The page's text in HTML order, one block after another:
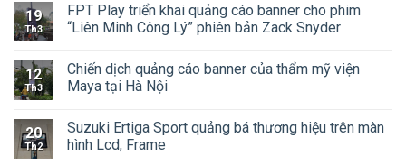
19
Th3
FPT Play triển khai quảng cáo banner cho phim
“Liên Minh Công Lý” phiên bản Zack Snyder
12
Th3
Chiến dịch quảng cáo banner của thẩm mỹ viện
Maya tại Hà Nội
20
Th2
Suzuki Ertiga Sport quảng bá thương hiệu trên màn
hình Lcd, Frame